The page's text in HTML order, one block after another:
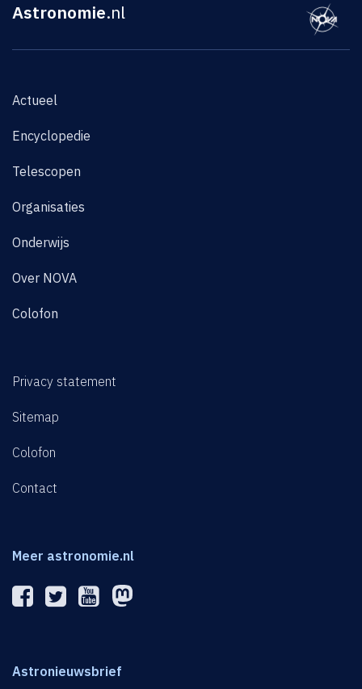
Astronomie.nl
Actueel
Encyclopedie
Telescopen
Organisaties
Onderwijs
Over NOVA
Colofon
Privacy statement
Sitemap
Colofon
Contact
Meer astronomie.nl
Astronieuwsbrief